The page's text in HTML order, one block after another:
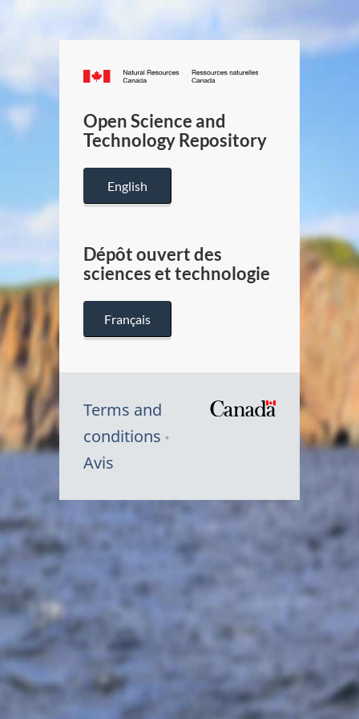
Canada.ca
/
Canada
Open Science and
Technology Repository
English
Dépôt ouvert des
sciences et technologie
Français
Terms and
conditions
Avis
Symbole
Canada